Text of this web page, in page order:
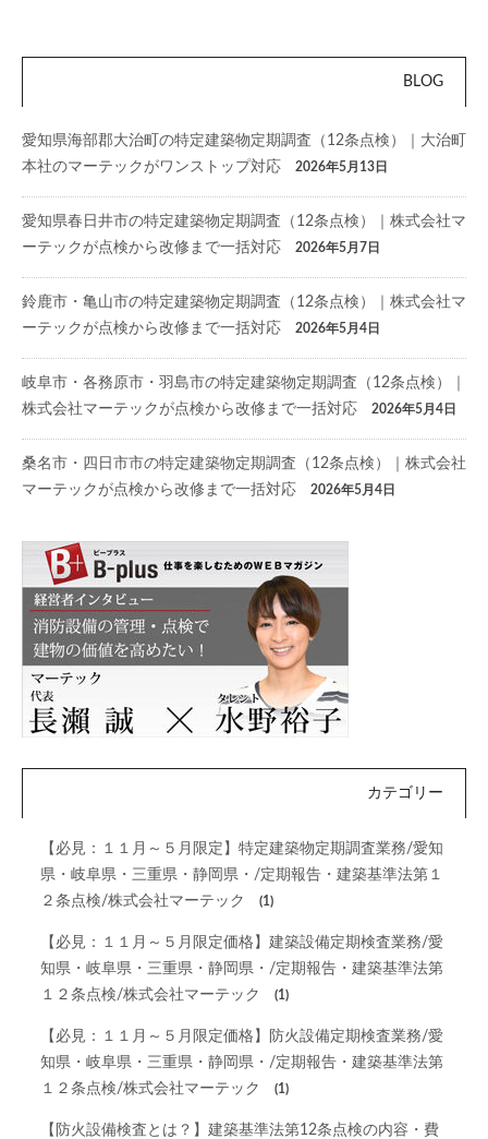
BLOG
愛知県海部郡大治町の特定建築物定期調査（12条点検）｜大治町
本社のマーテックがワンストップ対応
2026年5月13日
愛知県春日井市の特定建築物定期調査（12条点検）｜株式会社マ
ーテックが点検から改修まで一括対応
2026年5月7日
鈴鹿市・亀山市の特定建築物定期調査（12条点検）｜株式会社マ
ーテックが点検から改修まで一括対応
2026年5月4日
岐阜市・各務原市・羽島市の特定建築物定期調査（12条点検）｜
株式会社マーテックが点検から改修まで一括対応
2026年5月4日
桑名市・四日市市の特定建築物定期調査（12条点検）｜株式会社
マーテックが点検から改修まで一括対応
2026年5月4日
カテゴリー
【必見：１１月～５月限定】特定建築物定期調査業務/愛知
県・岐阜県・三重県・静岡県・/定期報告・建築基準法第１
２条点検/株式会社マーテック
(1)
【必見：１１月～５月限定価格】建築設備定期検査業務/愛
知県・岐阜県・三重県・静岡県・/定期報告・建築基準法第
１２条点検/株式会社マーテック
(1)
【必見：１１月～５月限定価格】防火設備定期検査業務/愛
知県・岐阜県・三重県・静岡県・/定期報告・建築基準法第
１２条点検/株式会社マーテック
(1)
【防火設備検査とは？】建築基準法第12条点検の内容・費